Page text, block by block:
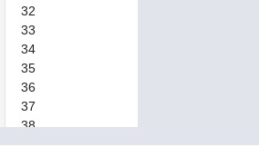
32
33
34
35
36
37
38